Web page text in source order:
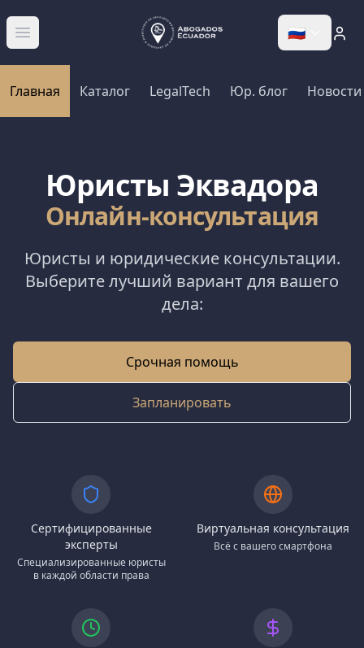
Abrir menú 🇷🇺
Главная Каталог LegalTech Юр. блог Новости
Юристы Эквадора
Онлайн-консультация
Юристы и юридические консультации.
Выберите лучший вариант для вашего
дела:
Срочная помощь
Запланировать
Сертифицированные
эксперты
Специализированные юристы
в каждой области права
Виртуальная консультация
Всё с вашего смартфона